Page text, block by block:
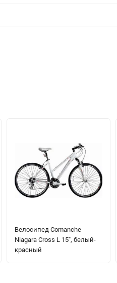
Велосипед Comanche
Niagara Cross L 15", белый-
красный